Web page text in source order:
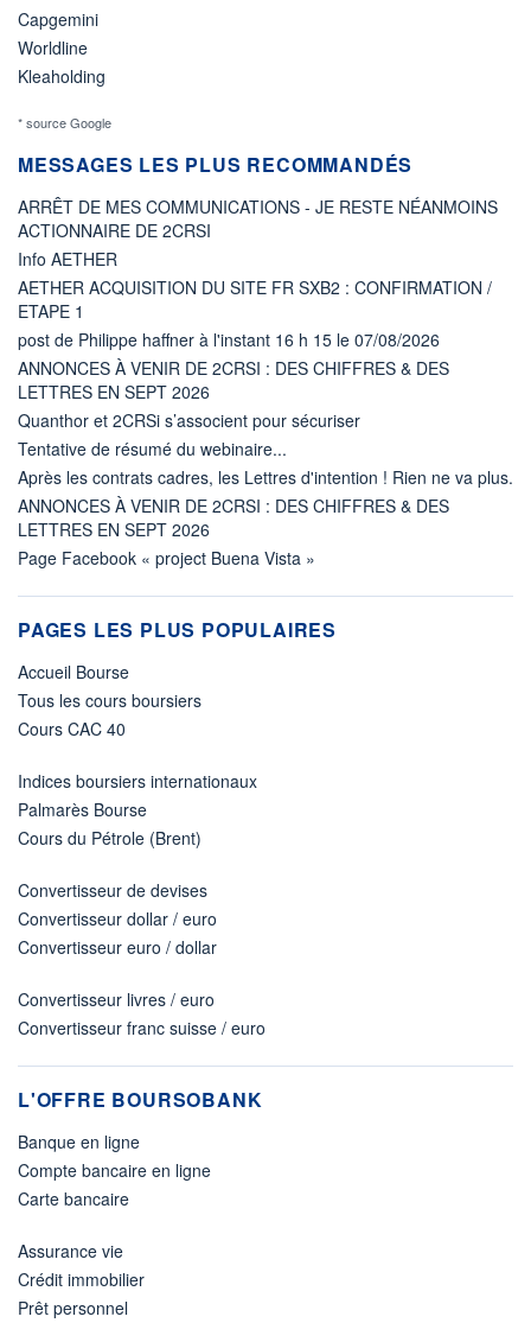
Capgemini
Worldline
Kleaholding
* source Google
MESSAGES LES PLUS RECOMMANDÉS
ARRÊT DE MES COMMUNICATIONS - JE RESTE NÉANMOINS
ACTIONNAIRE DE 2CRSI
Info AETHER
AETHER ACQUISITION DU SITE FR SXB2 : CONFIRMATION /
ETAPE 1
post de Philippe haffner à l'instant 16 h 15 le 07/08/2026
ANNONCES À VENIR DE 2CRSI : DES CHIFFRES & DES
LETTRES EN SEPT 2026
Quanthor et 2CRSi s’associent pour sécuriser
Tentative de résumé du webinaire...
Après les contrats cadres, les Lettres d'intention ! Rien ne va plus.
ANNONCES À VENIR DE 2CRSI : DES CHIFFRES & DES
LETTRES EN SEPT 2026
Page Facebook « project Buena Vista »
PAGES LES PLUS POPULAIRES
Accueil Bourse
Tous les cours boursiers
Cours CAC 40
Indices boursiers internationaux
Palmarès Bourse
Cours du Pétrole (Brent)
Convertisseur de devises
Convertisseur dollar / euro
Convertisseur euro / dollar
Convertisseur livres / euro
Convertisseur franc suisse / euro
L'OFFRE BOURSOBANK
Banque en ligne
Compte bancaire en ligne
Carte bancaire
Assurance vie
Crédit immobilier
Prêt personnel